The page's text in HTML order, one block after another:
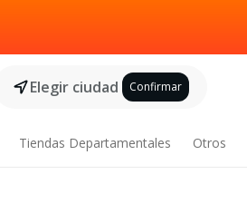
Elegir ciudad Confirmar
Tiendas Departamentales Otros